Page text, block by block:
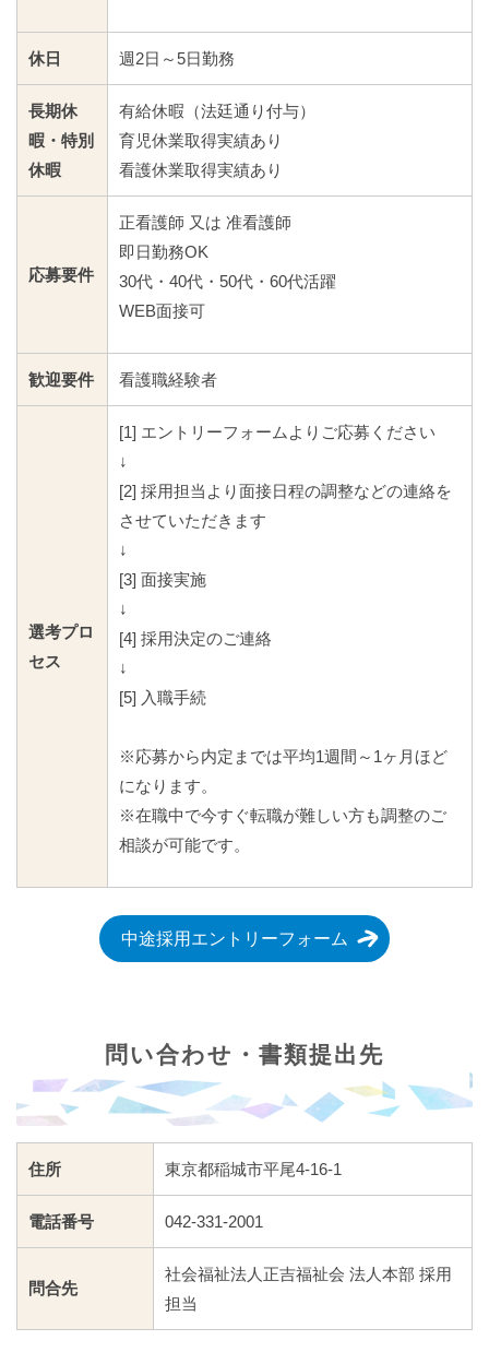
休日 週2日～5日勤務
長期休
暇・特別
休暇
有給休暇（法廷通り付与）
育児休業取得実績あり
看護休業取得実績あり
応募要件
正看護師 又は 准看護師
即日勤務OK
30代・40代・50代・60代活躍
WEB面接可
歓迎要件 看護職経験者
選考プロ
セス
[1] エントリーフォームよりご応募ください
↓
[2] 採用担当より面接日程の調整などの連絡を
させていただきます
↓
[3] 面接実施
↓
[4] 採用決定のご連絡
↓
[5] 入職手続
※応募から内定までは平均1週間～1ヶ月ほど
になります。
※在職中で今すぐ転職が難しい方も調整のご
相談が可能です。
中途採用エントリーフォーム
問い合わせ・書類提出先
住所 東京都稲城市平尾4-16-1
電話番号 042-331-2001
問合先
社会福祉法人正吉福祉会 法人本部 採用
担当